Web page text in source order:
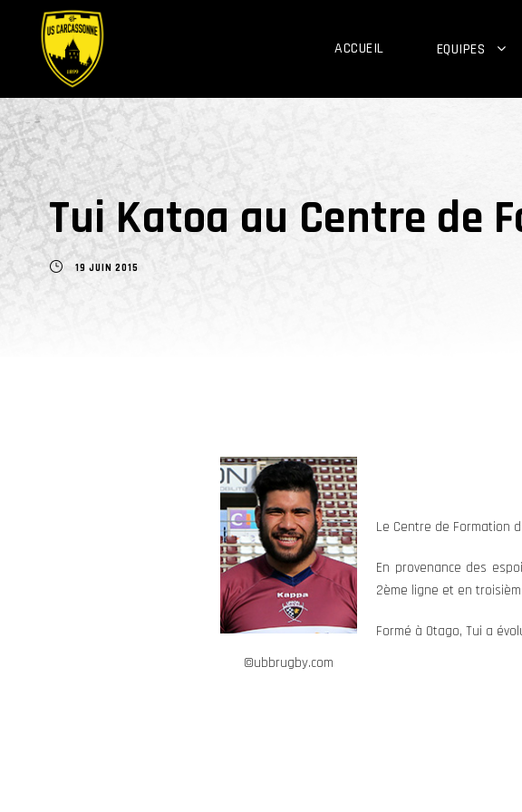
ACCUEIL EQUIPES
Tui Katoa au Centre de
19 JUIN 2015
©ubbrugby.com
Le Centre de Formation
En provenance des
2ème ligne et en
Formé à Otago, Tui a